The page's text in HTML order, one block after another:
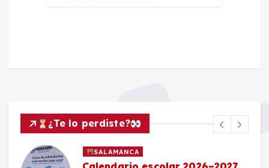
¿Te lo perdiste?
SALAMANCA